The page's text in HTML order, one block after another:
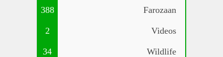
Farozaan
388
Videos
2
Wildlife
34